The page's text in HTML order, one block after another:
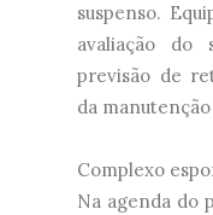
suspenso.
avaliação do
previsão de
da
Complexo
Na agenda do